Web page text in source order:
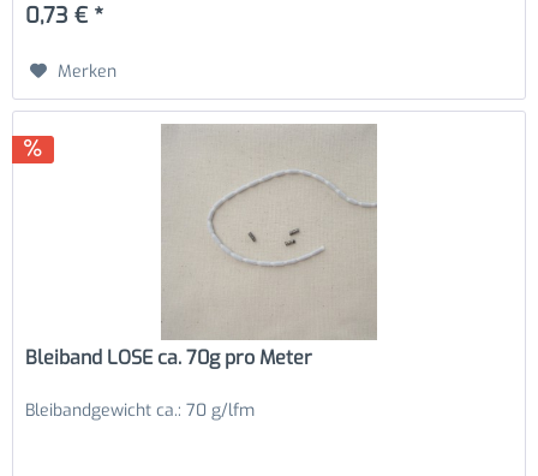
0,73 € *
Merken
Bleiband LOSE ca. 70g pro Meter
Bleibandgewicht ca.: 70 g/lfm